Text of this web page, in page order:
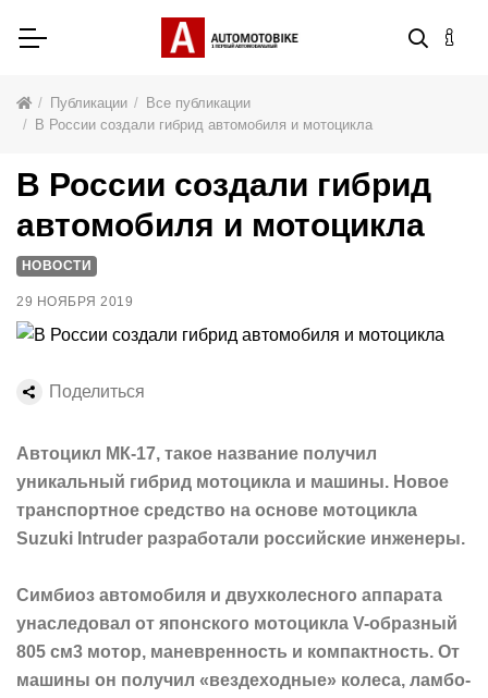
Публикации
Все публикации
В России создали гибрид автомобиля и мотоцикла
Автоцикл МК-17, такое название получил
уникальный гибрид мотоцикла и машины. Новое
транспортное средство на основе мотоцикла
Suzuki Intruder разработали российские инженеры.
Симбиоз автомобиля и двухколесного аппарата
унаследовал от японского мотоцикла V-образный
805 см3 мотор, маневренность и компактность. От
машины он получил «вездеходные» колеса, ламбо-
В России создали гибрид
автомобиля и мотоцикла
НОВОСТИ
29 НОЯБРЯ 2019
Поделиться